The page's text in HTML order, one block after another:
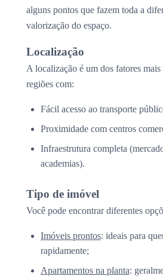
alguns pontos que fazem toda a
valorização do espaço.
Localização
A localização é um dos fatores
regiões com:
Fácil acesso ao transporte
Proximidade com centros
Infraestrutura completa
academias).
Tipo de imóvel
Você pode encontrar diferentes
Imóveis prontos: ideais para
rapidamente;
Apartamentos na planta: